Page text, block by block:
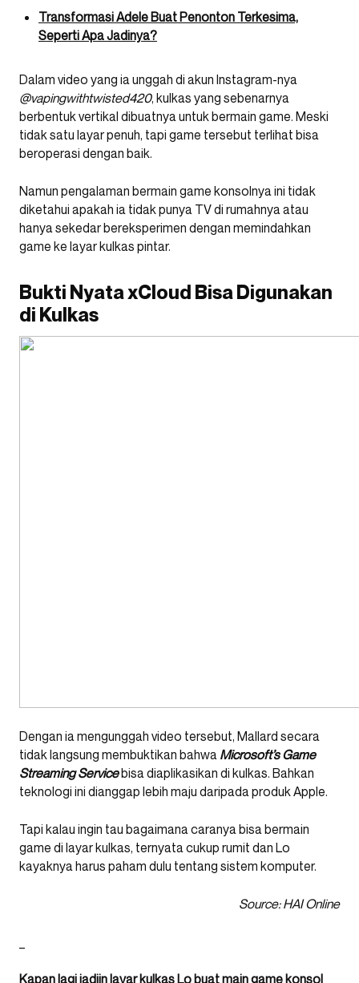
Transformasi Adele Buat Penonton Terkesima,
Seperti Apa Jadinya?
Dalam video yang ia unggah di akun Instagram-nya
@vapingwithtwisted420, kulkas yang sebenarnya
berbentuk vertikal dibuatnya untuk bermain game. Meski
tidak satu layar penuh, tapi game tersebut terlihat bisa
beroperasi dengan baik.
Namun pengalaman bermain game konsolnya ini tidak
diketahui apakah ia tidak punya TV di rumahnya atau
hanya sekedar bereksperimen dengan memindahkan
game ke layar kulkas pintar.
Bukti Nyata xCloud Bisa Digunakan
di Kulkas
Dengan ia mengunggah video tersebut, Mallard secara
tidak langsung membuktikan bahwa Microsoft’s Game
Streaming Servicebisa diaplikasikan di kulkas. Bahkan
teknologi ini dianggap lebih maju daripada produk Apple.
Tapi kalau ingin tau bagaimana caranya bisa bermain
game di layar kulkas, ternyata cukup rumit dan Lo
kayaknya harus paham dulu tentang sistem komputer.
Source: HAI Online
Kapan lagi jadiin layar kulkas Lo buat main game konsol